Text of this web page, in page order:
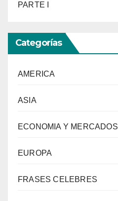
PARTE I
Categorías
AMERICA
ASIA
ECONOMIA Y MERCADOS
EUROPA
FRASES CELEBRES